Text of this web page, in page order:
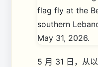
5 月 31 日，从